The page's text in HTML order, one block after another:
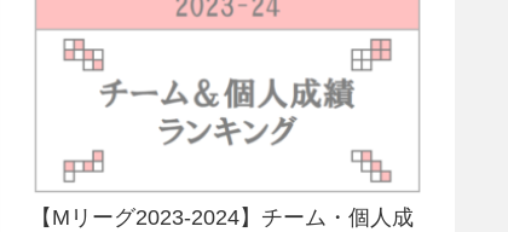
【Mリーグ2023-2024】チーム・個人成